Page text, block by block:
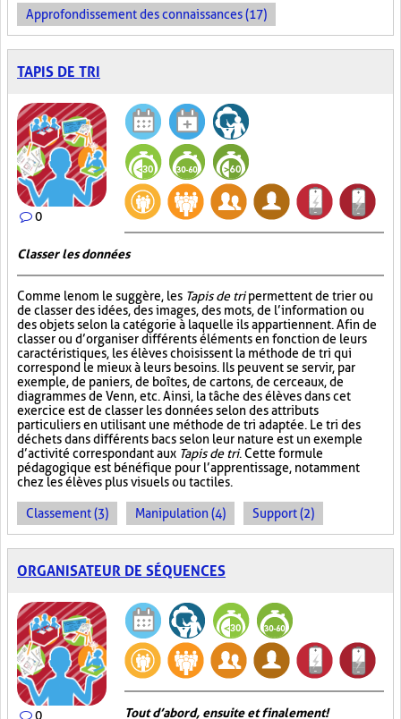
Approfondissement des connaissances (17)
TAPIS DE TRI
0
Classer les données
Comme le nom le suggère, les Tapis de tripermettent de trier ou
de classer des idées, des images, des mots, de l’information ou
des objets selon la catégorie à laquelle ils appartiennent. Afin de
classer ou d’organiser différents éléments en fonction de leurs
caractéristiques, les élèves choisissent la méthode de tri qui
correspond le mieux à leurs besoins. Ils peuvent se servir, par
exemple, de paniers, de boîtes, de cartons, de cerceaux, de
diagrammes de Venn, etc. Ainsi, la tâche des élèves dans cet
exercice est de classer les données selon des attributs
particuliers en utilisant une méthode de tri adaptée. Le tri des
déchets dans différents bacs selon leur nature est un exemple
d’activité correspondant aux Tapis de tri. Cette formule
pédagogique est bénéfique pour l’apprentissage, notamment
chez les élèves plus visuels ou tactiles.
Classement (3) Manipulation (4) Support (2)
ORGANISATEUR DE SÉQUENCES
0 Tout d’abord, ensuite et finalement!